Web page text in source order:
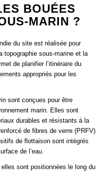
BOUÉES
MARIN ?
du site est réalisée pour
topographie sous-marine et la
de planifier l’itinéraire du
appropriés pour les
sont conçues pour être
marin. Elles sont
durables et résistants à la
de fibres de verre (PRFV)
de flottaison sont intégrés
de l’eau.
sont positionnées le long du